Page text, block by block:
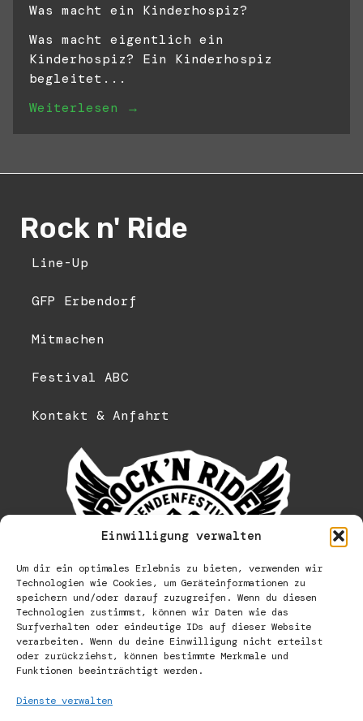
Einwilligung verwalten
Um dir ein optimales Erlebnis zu bieten, verwenden wir
Technologien wie Cookies, um Geräteinformationen zu
speichern und/oder darauf zuzugreifen. Wenn du diesen
Technologien zustimmst, können wir Daten wie das
Surfverhalten oder eindeutige IDs auf dieser Website
verarbeiten. Wenn du deine Einwilligung nicht erteilst
oder zurückziehst, können bestimmte Merkmale und
Funktionen beeinträchtigt werden.
Dienste verwalten
Was macht ein Kinderhospiz?
Was macht eigentlich ein
Kinderhospiz? Ein Kinderhospiz
begleitet...
Weiterlesen →
Rock n' Ride
Line-Up
GFP Erbendorf
Mitmachen
Festival ABC
Kontakt & Anfahrt